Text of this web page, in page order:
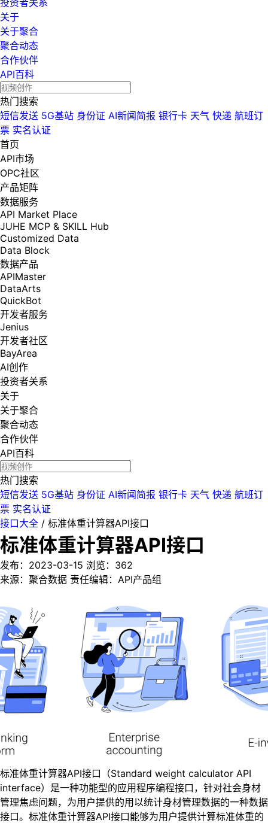
投资者关系
关于
关于聚合
聚合动态
合作伙伴
API百科
热门搜索
短信发送 5G基站 身份证 AI新闻简报 银行卡 天气 快递 航班订
票 实名认证
首页
API市场
OPC社区
产品矩阵
数据服务
API Market Place
JUHE MCP & SKILL Hub
Customized Data
Data Block
数据产品
APIMaster
DataArts
QuickBot
开发者服务
Jenius
开发者社区
BayArea
AI创作
投资者关系
关于
关于聚合
聚合动态
合作伙伴
API百科
热门搜索
短信发送 5G基站 身份证 AI新闻简报 银行卡 天气 快递 航班订
票 实名认证
接口大全 / 标准体重计算器API接口
标准体重计算器API接口
发布：2023-03-15 浏览： 362
来源：聚合数据 责任编辑：API产品组
标准体重计算器API接口（Standard weight calculator API
interface）是一种功能型的应用程序编程接口，针对社会身材
管理焦虑问题，为用户提供的用以统计身材管理数据的一种数据
接口。标准体重计算器API接口能够为用户提供计算标准体重的